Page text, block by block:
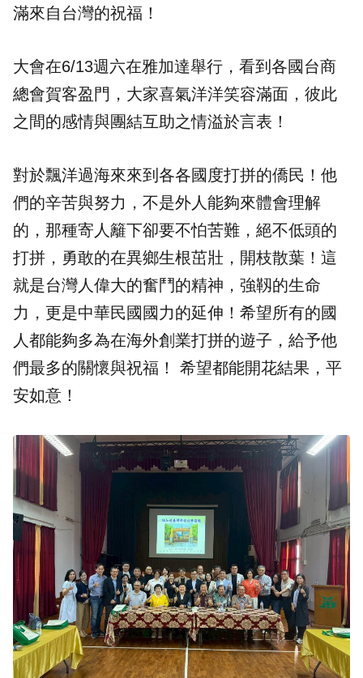
滿來自台灣的祝福！
大會在6/13週六在雅加達舉行，看到各國台商
總會賀客盈門，大家喜氣洋洋笑容滿面，彼此
之間的感情與團結互助之情溢於言表！
對於飄洋過海來來到各各國度打拼的僑民！他
們的辛苦與努力，不是外人能夠來體會理解
的，那種寄人籬下卻要不怕苦難，絕不低頭的
打拼，勇敢的在異鄉生根茁壯，開枝散葉！這
就是台灣人偉大的奮鬥的精神，強靱的生命
力，更是中華民國國力的延伸！希望所有的國
人都能夠多為在海外創業打拼的遊子，給予他
們最多的關懷與祝福！ 希望都能開花結果，平
安如意！